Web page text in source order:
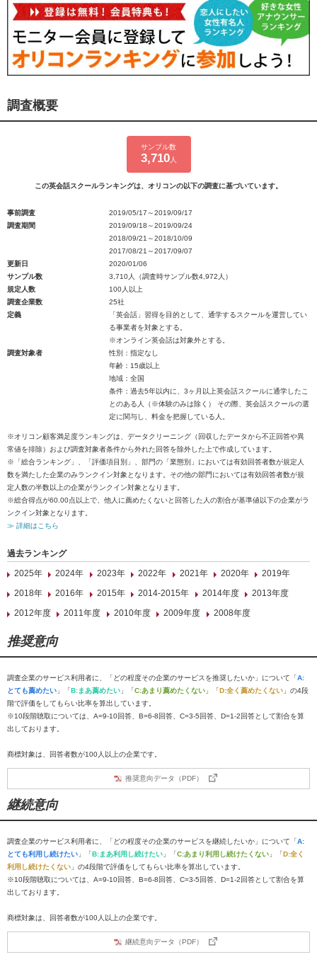
調査概要
サンプル数
3,710人
この英会話スクールランキングは、オリコンの以下の調査に基づいています。
事前調査
2019/05/17～2019/09/17
調査期間
2019/09/18～2019/09/24
2018/09/21～2018/10/09
2017/08/21～2017/09/07
更新日
2020/01/06
サンプル数
3,710人（調査時サンプル数4,972人）
規定人数
100人以上
調査企業数
25社
定義
「英会話」習得を目的として、通学するスクールを運営してい
る事業者を対象とする。
※オンライン英会話は対象外とする。
調査対象者
性別：指定なし
年齢：15歳以上
地域：全国
条件：過去5年以内に、3ヶ月以上英会話スクールに通学したこ
とのある人（※体験のみは除く） その際、英会話スクールの選
定に関与し、料金を把握している人。
※オリコン顧客満足度ランキングは、データクリーニング（回収したデータから不正回答や異
常値を排除）および調査対象者条件から外れた回答を除外した上で作成しています。
※「総合ランキング」、「評価項目別」、部門の「業態別」においては有効回答者数が規定人
数を満たした企業のみランクイン対象となります。その他の部門においては有効回答者数が規
定人数の半数以上の企業がランクイン対象となります。
※総合得点が60.00点以上で、他人に薦めたくないと回答した人の割合が基準値以下の企業がラ
ンクイン対象となります。
≫ 詳細はこちら
過去ランキング
2025年
2024年 2023年 2022年 2021年 2020年
2019年
2018年
2016年 2015年 2014-2015年 2014年度
2013年度
2012年度
2011年度 2010年度 2009年度 2008年度
推奨意向
調査企業のサービス利用者に、「どの程度その企業のサービスを推奨したいか」について「A:
とても薦めたい 」「B:まあ薦めたい 」「C:あまり薦めたくない 」「D:全く薦めたくない 」の4段
階で評価をしてもらい比率を算出しています。
※10段階聴取については、A=9-10回答、B=6-8回答、C=3-5回答、D=1-2回答として割合を算
出しております。
商標対象は、回答者数が100人以上の企業です。
推奨意向データ（PDF）
継続意向
調査企業のサービス利用者に、「どの程度その企業のサービスを継続したいか」について「A:
とても利用し続けたい 」「B:まあ利用し続けたい 」「C:あまり利用し続けたくない 」「D:全く
利用し続けたくない 」の4段階で評価をしてもらい比率を算出しています。
※10段階聴取については、A=9-10回答、B=6-8回答、C=3-5回答、D=1-2回答として割合を算
出しております。
商標対象は、回答者数が100人以上の企業です。
継続意向データ（PDF）